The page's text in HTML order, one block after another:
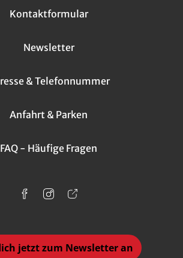
Kontaktformular
Newsletter
& Telefonnummer
Anfahrt & Parken
FAQ - Häufige Fragen
jetzt zum Newsletter an